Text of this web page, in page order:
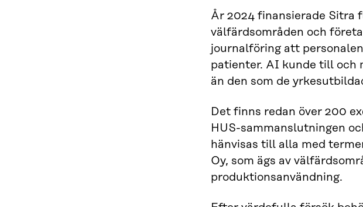
År 2024 finansierade Sitra
välfärdsområden och
journalföring att
patienter. AI kunde till och
än den som de
Det finns redan över 200
HUS-sammanslutningen
hänvisas till alla med
Oy, som ägs av
produktionsanvändning.